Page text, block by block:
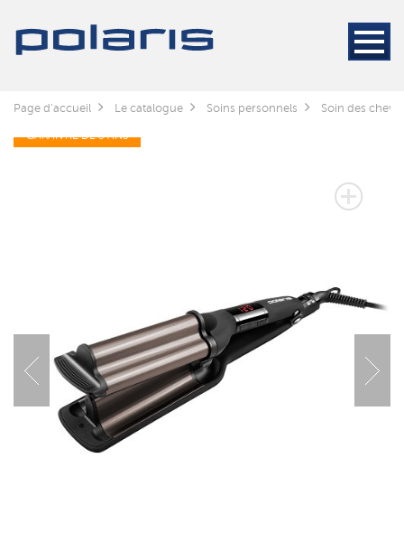
Page d'accueil Le catalogue Soins personnels Soin des
GARANTIE DE 3 ANS